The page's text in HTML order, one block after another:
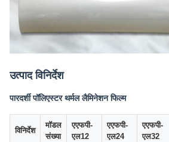
उत्पाद विनिर्देश
पारदर्शी पॉलिएस्टर थर्मल लैमिनेशन फिल्म
विनिर्देश
मॉडल
संख्या
एएफपी-
एल12
एएफपी-
एल24
एएफपी-
एल32